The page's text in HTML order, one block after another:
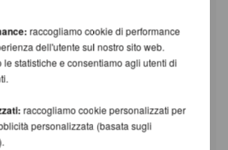
-
2,755m
1,755m
-
2,745m
3,255m
(3,38m)
3,235m
3,620m*
-
3,005m
2,985m
raccogliamo cookie di performance
dell'utente sul nostro sito web.
le statistiche e consentiamo agli utenti di
raccogliamo cookie personalizzati per
personalizzata (basata sugli